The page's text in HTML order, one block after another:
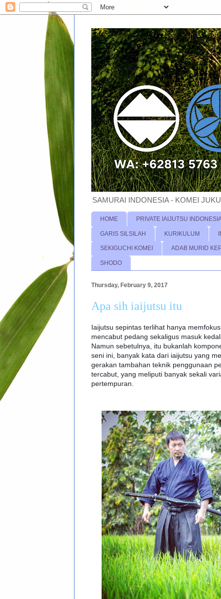
SAMURAI INDONESIA - KOMEI
HOME PRIVATE IAIJUTSU
GARIS SILSILAH KURIKULUM
SEKIGUCHI KOMEI ADAB MURID
SHODO
Thursday, February 9, 2017
Apa sih iaijutsu itu
Iaijutsu sepintas terlihat hanya
mencabut pedang sekaligus masuk
Namun sebetulnya, itu bukanlah
seni ini, banyak kata dari iaijutsu yang
gerakan tambahan teknik penggunaan
tercabut, yang meliputi banyak sekali
pertempuran.